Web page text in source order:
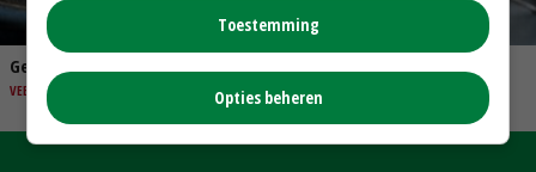
Gerichte voeraanpak als wapen tegen hittestress bij koeien
VEEHOUDERIJ
Toestemming
Opties beheren